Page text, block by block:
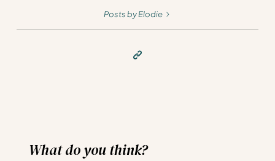
Posts by Elodie
What do you think?